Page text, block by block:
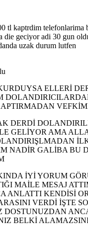
tl kaptrdim telefonlarima
die geciyor adi 30 gun
uzak durum lutfen
ELLERİ
DERDİ
GELİYOR AMA
NADİR GALİBA BU
İYİ YORUM
MAİLE MESAJ
ANLATTI KENDİSİ
VERDİ İŞTE
DOSTUNUZDAN
BELKİ